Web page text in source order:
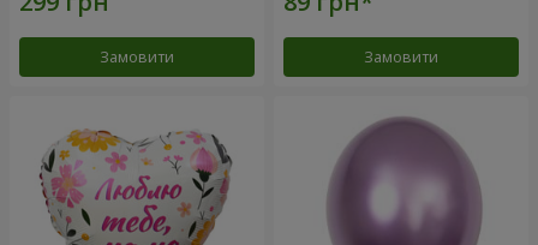
Замовити Замовити